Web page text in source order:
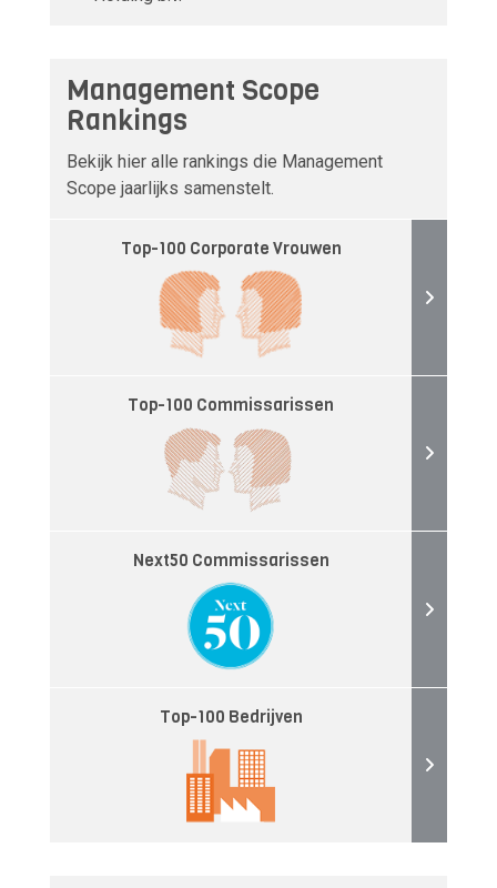
Management Scope
Rankings
Bekijk hier alle rankings die Management
Scope jaarlijks samenstelt.
Top-100 Corporate Vrouwen
Top-100 Commissarissen
Next50 Commissarissen
Top-100 Bedrijven